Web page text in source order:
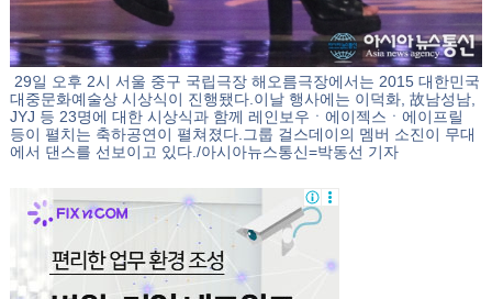
29일 오후 2시 서울 중구 국립극장 해오름극장에서는 2015 대한민국
대중문화예술상 시상식이 진행됐다.이날 행사에는 이덕화, 故남성남,
JYJ 등 23명에 대한 시상식과 함께 레인보우ㆍ에이젝스ㆍ에이프릴
등이 펼치는 축하공연이 펼쳐졌다.그룹 걸스데이의 멤버 소진이 무대
에서 댄스를 선보이고 있다./아시아뉴스통신=박동선 기자